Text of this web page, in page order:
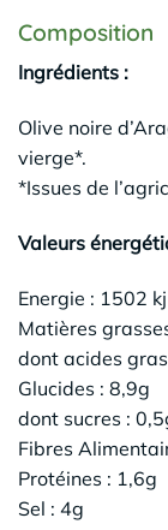
Composition
Ingrédients :
Olive noire
vierge*.
*Issues de
Valeurs
Energie : 1502
Matières
dont acides
Glucides : 8,9g
dont sucres :
Fibres
Protéines : 1,6g
Sel : 4g